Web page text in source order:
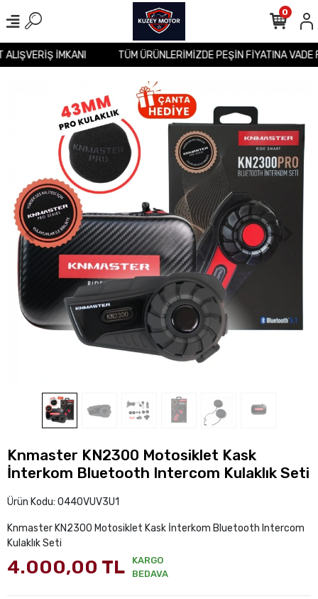
ALIŞVERİŞ İMKANI TÜM ÜRÜNLERİMİZDE PEŞİN FİYATINA
0
Knmaster KN2300 Motosiklet Kask
İnterkom Bluetooth Intercom Kulaklık Seti
Ürün Kodu: O44OVUV3U1
Knmaster KN2300 Motosiklet Kask İnterkom Bluetooth Intercom
Kulaklık Seti
4.000,00 TL
KARGO
BEDAVA